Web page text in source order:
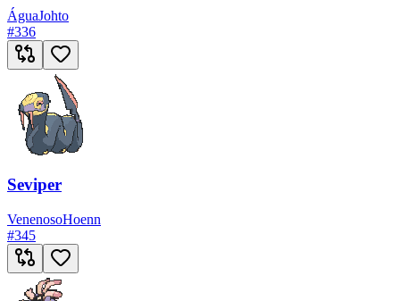
ÁguaJohto
#336
Seviper
VenenosoHoenn
#345